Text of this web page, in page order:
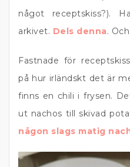
något receptskiss?).
arkivet. Dels denna. Och
Fastnade för
på hur irländskt det är
finns en chili i frysen.
ut nachos till skivad
någon slags matig